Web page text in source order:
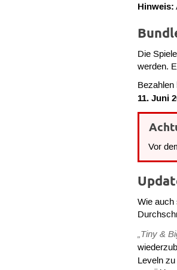
Hinweis:
Die
werden.
11. Juni
Vor
Wie auch
„Tiny &
Leveln